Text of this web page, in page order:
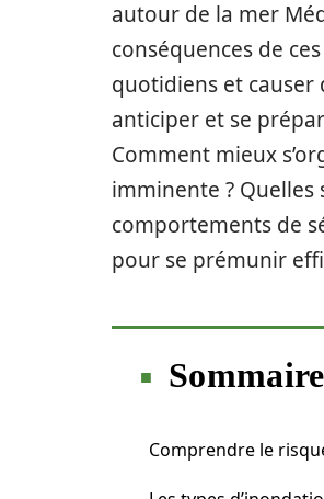
autour de la mer
conséquences de
quotidiens et causer
anticiper et se
Comment mieux
imminente ? Quelles
comportements de
pour se prémunir
Sommaire
Comprendre le